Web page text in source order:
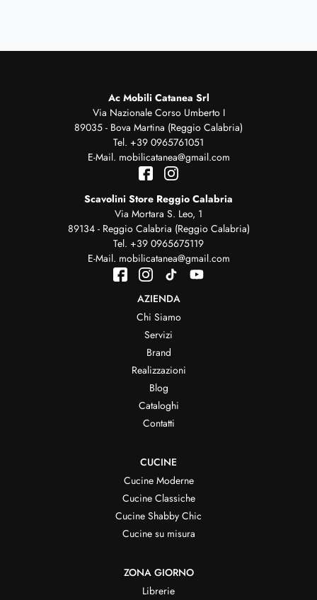
Ac Mobili Catanea Srl
Via Nazionale Corso Umberto I
89035 - Bova Martina (Reggio Calabria)
Tel. +39 0965761051
E-Mail. mobilicatanea@gmail.com
Scavolini Store Reggio Calabria
Via Mortara S. Leo, 1
89134 - Reggio Calabria (Reggio Calabria)
Tel. +39 0965675119
E-Mail. mobilicatanea@gmail.com
AZIENDA
Chi Siamo
Servizi
Brand
Realizzazioni
Blog
Cataloghi
Contatti
CUCINE
Cucine Moderne
Cucine Classiche
Cucine Shabby Chic
Cucine su misura
ZONA GIORNO
Librerie